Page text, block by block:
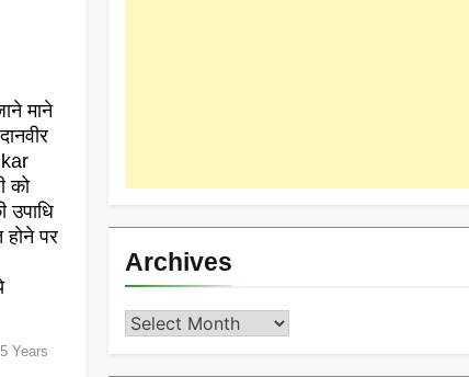
माने
को
उपाधि
होने पर
5 Years
Archives
Archives